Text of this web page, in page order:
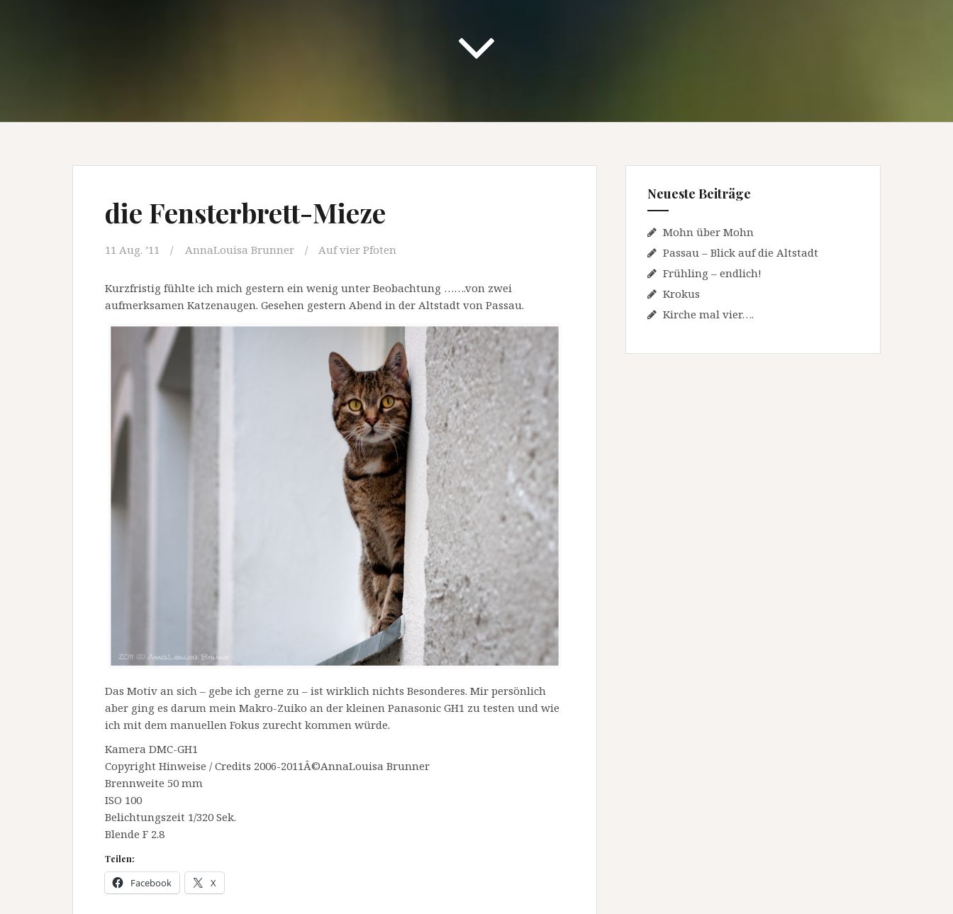
die Fensterbrett-Mieze
11 Aug. ’11 AnnaLouisa Brunner Auf vier Pfoten
Kurzfristig fühlte ich mich gestern ein wenig unter Beobachtung …….von zwei
aufmerksamen Katzenaugen. Gesehen gestern Abend in der Altstadt von Passau.
Das Motiv an sich – gebe ich gerne zu – ist wirklich nichts Besonderes. Mir persönlich
aber ging es darum mein Makro-Zuiko an der kleinen Panasonic GH1 zu testen und wie
ich mit dem manuellen Fokus zurecht kommen würde.
Kamera DMC-GH1
Copyright Hinweise / Credits 2006-2011Â©AnnaLouisa Brunner
Brennweite 50 mm
ISO 100
Belichtungszeit 1/320 Sek.
Blende F 2.8
Teilen:
Facebook X
Neueste Beiträge
Mohn über Mohn
Passau – Blick auf die Altstadt
Frühling – endlich!
Krokus
Kirche mal vier….